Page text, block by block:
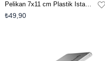
Pelikan 7x11 cm Plastik Istampa - Mavi
₺49,90